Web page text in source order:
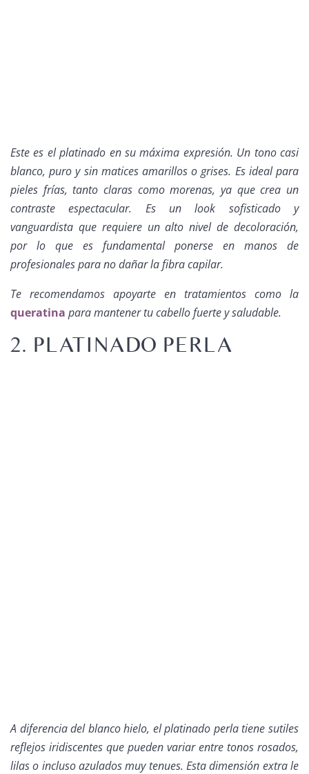
Este es el platinado en su máxima expresión. Un tono casi
blanco, puro y sin matices amarillos o grises. Es ideal para
pieles frías, tanto claras como morenas, ya que crea un
contraste espectacular. Es un look sofisticado y
vanguardista que requiere un alto nivel de decoloración,
por lo que es fundamental ponerse en manos de
profesionales para no dañar la fibra capilar.
Te recomendamos apoyarte en tratamientos como la
queratina para mantener tu cabello fuerte y saludable.
2. PLATINADO PERLA
A diferencia del blanco hielo, el platinado perla tiene sutiles
reflejos iridiscentes que pueden variar entre tonos rosados,
lilas o incluso azulados muy tenues. Esta dimensión extra le